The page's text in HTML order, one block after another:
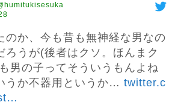
のか、今も昔も無神経な男なの
ろうが(後者はクソ。ほんまク
男の子ってそういうもんよね
うか不器用というか… twitter.c
…